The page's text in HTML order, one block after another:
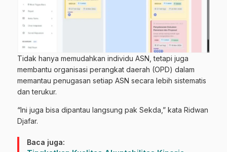
Tidak hanya memudahkan individu ASN, tetapi juga
membantu organisasi perangkat daerah (OPD) dalam
memantau penugasan setiap ASN secara lebih sistematis
dan terukur.
“Ini juga bisa dipantau langsung pak Sekda,” kata Ridwan
Djafar.
Baca juga: